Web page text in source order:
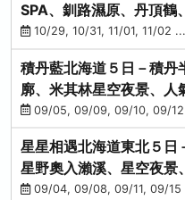
SPA、釧路濕原、丹頂鶴
體驗10/29, 10/31, 11/01, 11/02
積丹藍北海道５日－積丹
廓、米其林星空夜景、人
幻燈遊步道、璀璨溪谷
09/05, 09/09, 09/10, 09/12
星星相遇北海道東北５日
星野奧入瀨溪、星空夜景
和田湖(不進免稅店)
09/04, 09/08, 09/11, 09/15